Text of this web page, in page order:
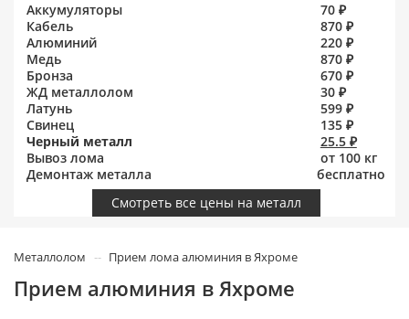
Аккумуляторы
70 ₽
Кабель
870 ₽
Алюминий
220 ₽
Медь
870 ₽
Бронза
670 ₽
ЖД металлолом
30 ₽
Латунь
599 ₽
Свинец
135 ₽
Черный металл
25.5 ₽
Вывоз лома
от 100 кг
Демонтаж металла
бесплатно
Смотреть все цены на металл
Металлолом Прием лома алюминия в Яхроме
Прием алюминия в Яхроме